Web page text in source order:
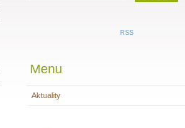
RSS
Menu
Aktuality